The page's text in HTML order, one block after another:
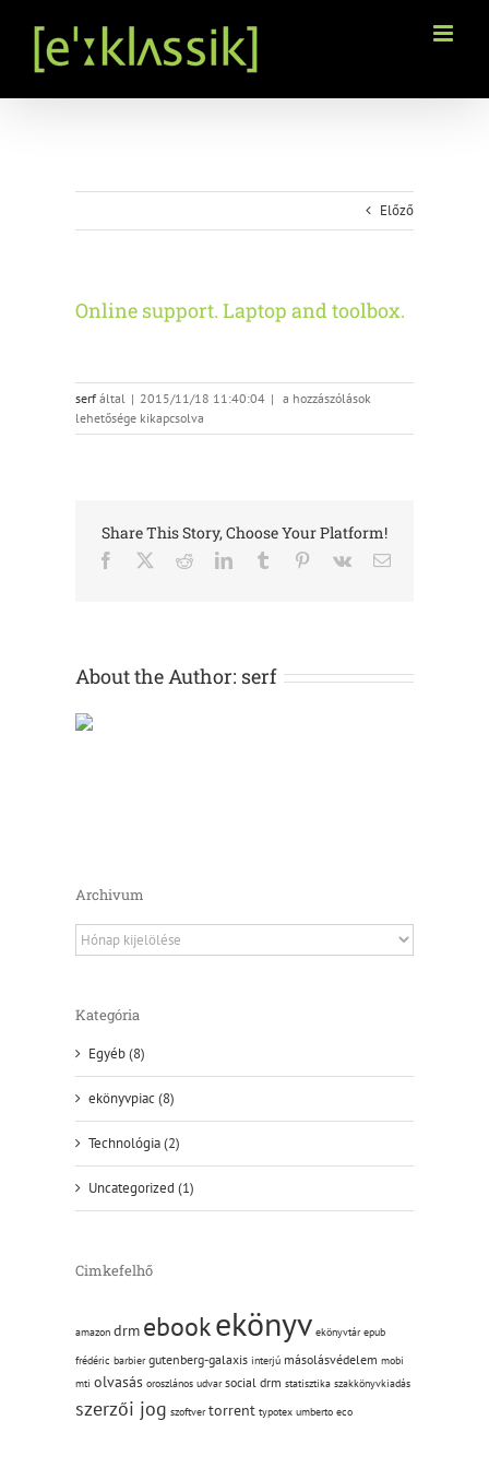
Előző
Online support. Laptop and toolbox.
serfáltal | 2015/11/18 11:40:04 | Online
Laptop
a hozzászólások
lehetősége kikapcsolva
Share This Story, Choose Your Platform!
Facebook RedditLinkedInTumblr Pinterest
Vk Email:
About the Author: serf
Archivum
Archivum
Kategória
Egyéb (8)
ekönyvpiac (8)
Technológia (2)
Uncategorized (1)
Cimkefelhő
amazon drm ebookekönyv ekönyvtár epub
frédéric barbier gutenberg-galaxis interjú másolásvédelem mobi
mti olvasás oroszlános udvar social drm statisztika szakkönyvkiadás
szerzői jog szoftver torrent typotex umberto eco